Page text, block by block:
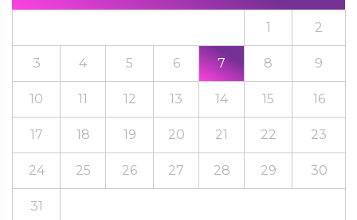
1 2
3 4 5 6 7 8 9
10 11 12 13 14 15 16
17 18 19 20 21 22 23
24 25 26 27 28 29 30
31